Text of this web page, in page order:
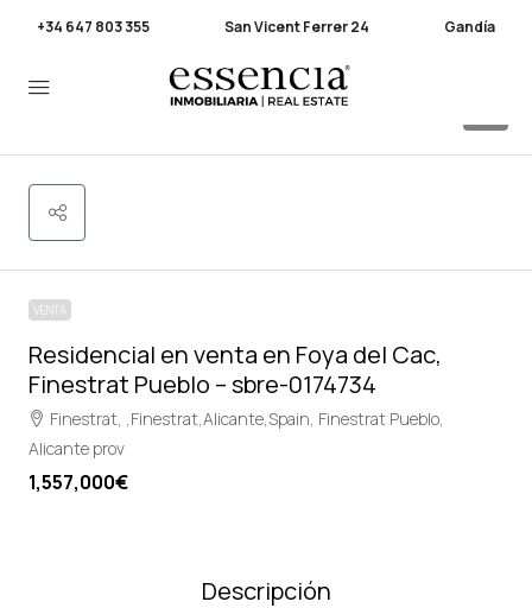
+34 647 803 355 San Vicent Ferrer 24 Gandía
VENTA
Residencial en venta en Foya del Cac,
Finestrat Pueblo – sbre-0174734
Finestrat, ,Finestrat,Alicante,Spain, Finestrat Pueblo,
Alicante prov
1,557,000€
Descripción